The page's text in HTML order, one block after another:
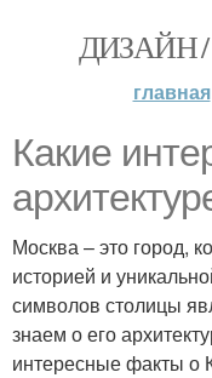
ДИЗАЙН /
главная
Какие
Москва – это город,
историей и
символов столицы
знаем о его
интересные факты о